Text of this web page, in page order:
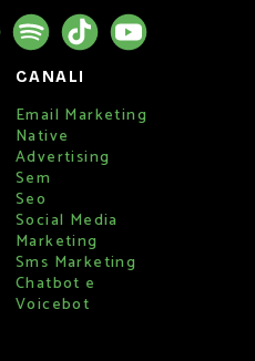
CANALI
Email Marketing
Native
Advertising
Sem
Seo
Social Media
Marketing
Sms Marketing
Chatbot e
Voicebot